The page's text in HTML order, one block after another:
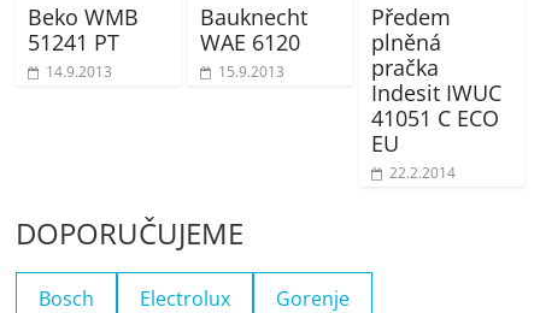
Beko WMB
51241 PT
14.9.2013
Bauknecht
WAE 6120
15.9.2013
Předem
plněná
pračka
Indesit IWUC
41051 C ECO
EU
22.2.2014
DOPORUČUJEME
Bosch Electrolux Gorenje